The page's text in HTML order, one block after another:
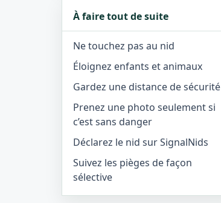
À faire tout de suite
Ne touchez pas au nid
Éloignez enfants et animaux
Gardez une distance de sécurité
Prenez une photo seulement si
c’est sans danger
Déclarez le nid sur SignalNids
Suivez les pièges de façon
sélective